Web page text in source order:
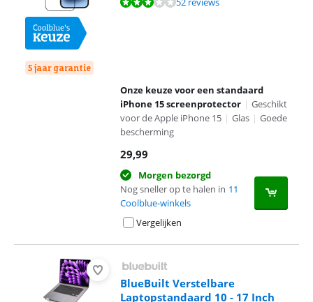
5 jaar garantie
Onze keuze voor een standaard
iPhone 15 screenprotector | Geschikt
voor de Apple iPhone 15 | Glas | Goede
bescherming
29,99
Morgen bezorgd
Nog sneller op te halen in 11
Coolblue-winkels
Vergelijken
BlueBuilt Verstelbare
Laptopstandaard 10 - 17 Inch